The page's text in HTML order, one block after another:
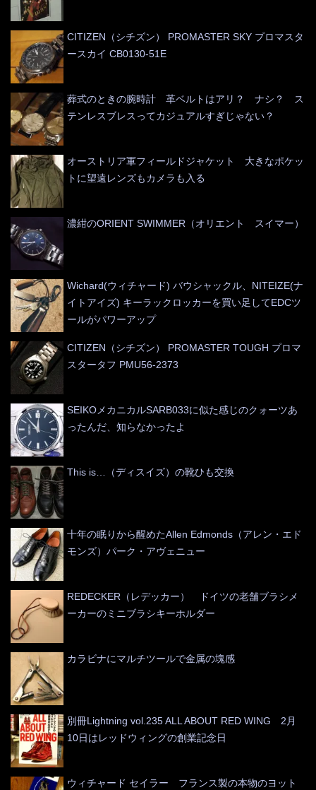
CITIZEN（シチズン） PROMASTER SKY プロマスタ
ースカイ CB0130-51E
葬式のときの腕時計 革ベルトはアリ？ ナシ？ ス
テンレスブレスってカジュアルすぎじゃない？
オーストリア軍フィールドジャケット 大きなポケッ
トに望遠レンズもカメラも入る
濃紺のORIENT SWIMMER（オリエント スイマー）
Wichard(ウィチャード) バウシャックル、NITEIZE(ナ
イトアイズ) キーラックロッカーを買い足してEDCツ
ールがパワーアップ
CITIZEN（シチズン） PROMASTER TOUGH プロマ
スタータフ PMU56-2373
SEIKOメカニカルSARB033に似た感じのクォーツあ
ったんだ、知らなかったよ
This is…（ディスイズ）の靴ひも交換
十年の眠りから醒めたAllen Edmonds（アレン・エド
モンズ）パーク・アヴェニュー
REDECKER（レデッカー） ドイツの老舗ブラシメ
ーカーのミニブラシキーホルダー
カラビナにマルチツールで金属の塊感
別冊Lightning vol.235 ALL ABOUT RED WING 2月
10日はレッドウィングの創業記念日
ウィチャード セイラー フランス製の本物のヨット